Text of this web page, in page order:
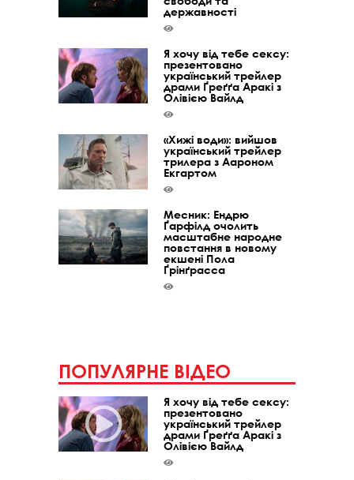
державності
Я хочу від тебе сексу:
презентовано
український трейлер
драми Ґреґґа Аракі з
Олівією Вайлд
«Хижі води»: вийшов
український трейлер
трилера з Аароном
Екгартом
Месник: Ендрю
Ґарфілд очолить
масштабне народне
повстання в новому
екшені Пола
Ґрінґрасса
ПОПУЛЯРНЕ ВІДЕО
Я хочу від тебе сексу:
презентовано
український трейлер
драми Ґреґґа Аракі з
Олівією Вайлд